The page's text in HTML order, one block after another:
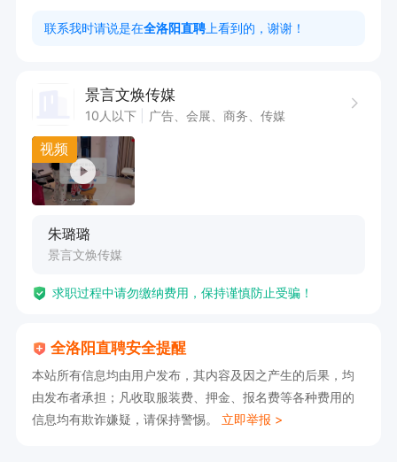
想找稳定、轻松、有成长的工作，直接聊！
联系我时请说是在全洛阳直聘 上看到的，谢谢！
景言文焕传媒
10人以下 广告、会展、商务、传媒
视频
朱璐璐
景言文焕传媒
求职过程中请勿缴纳费用，保持谨慎防止受骗！
全洛阳直聘安全提醒
本站所有信息均由用户发布，其内容及因之产生的后果，均
由发布者承担；凡收取服装费、押金、报名费等各种费用的
信息均有欺诈嫌疑，请保持警惕。 立即举报 >